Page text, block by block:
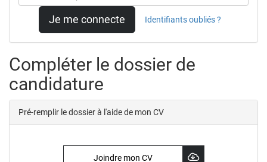
Je me connecte Identifiants oubliés ?
Compléter le dossier de
candidature
Pré-remplir le dossier à l'aide de mon CV
Joindre mon CV